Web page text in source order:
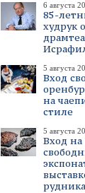
6 августа
85-
худрук
5 августа
Вход
на
стиле
5 августа
Вход